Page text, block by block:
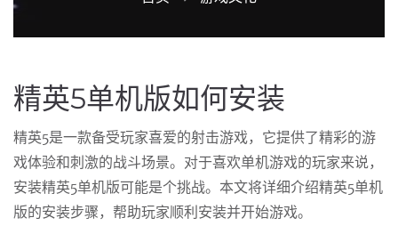
精英5单机版如何安装
精英5是一款备受玩家喜爱的射击游戏，它提供了精彩的游
戏体验和刺激的战斗场景。对于喜欢单机游戏的玩家来说，
安装精英5单机版可能是个挑战。本文将详细介绍精英5单机
版的安装步骤，帮助玩家顺利安装并开始游戏。